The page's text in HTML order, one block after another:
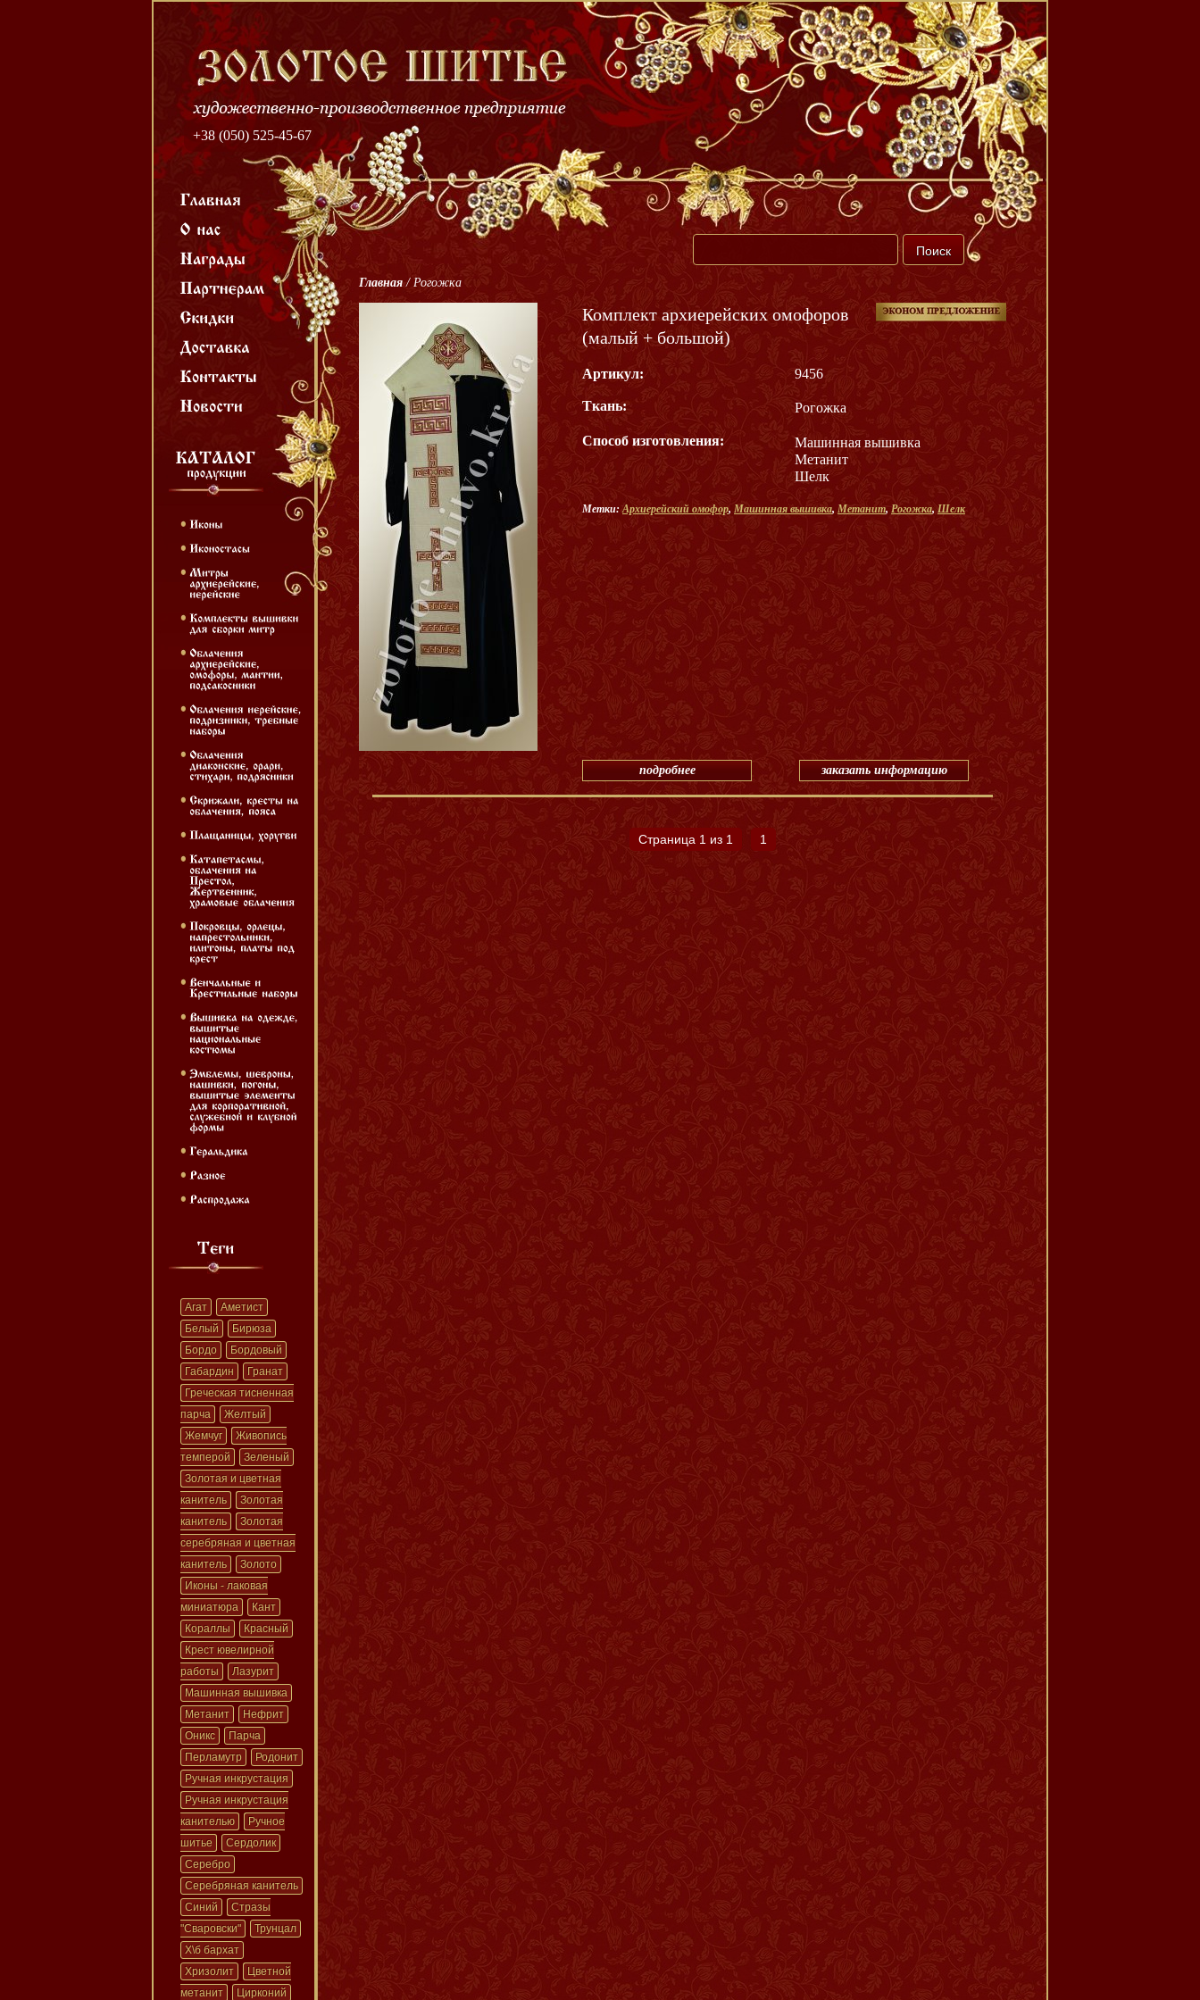
+38 (050) 525-45-67
Агат
Аметист
Белый
Бирюза
Бордо
Бордовый
Габардин
Гранат
Греческая тисненная
парча
Желтый
Жемчуг
Живопись
темперой
Зеленый
Золотая и цветная
канитель
Золотая
канитель
Золотая
серебряная и цветная
канитель
Золото
Иконы - лаковая
миниатюра
Кант
Кораллы
Красный
Крест ювелирной
работы
Лазурит
Машинная вышивка
Метанит
Нефрит
Оникс
Парча
Перламутр
Родонит
Ручная инкрустация
Ручная инкрустация
канителью
Ручное
шитье
Сердолик
Серебро
Серебряная канитель
Синий
Стразы
"Сваровски"
Трунцал
Х\б бархат
Хризолит
Цветной
метанит
Цирконий
Главная / Рогожка
Комплект архиерейских омофоров
(малый + большой)
Артикул: 9456
Ткань: Рогожка
Способ изготовления:
Машинная вышивка
Метанит
Шелк
Метки:Архиерейский омофор, Машинная вышивка, Метанит, Рогожка, Шелк
подробнее заказать информацию
Страница 1 из 1 1